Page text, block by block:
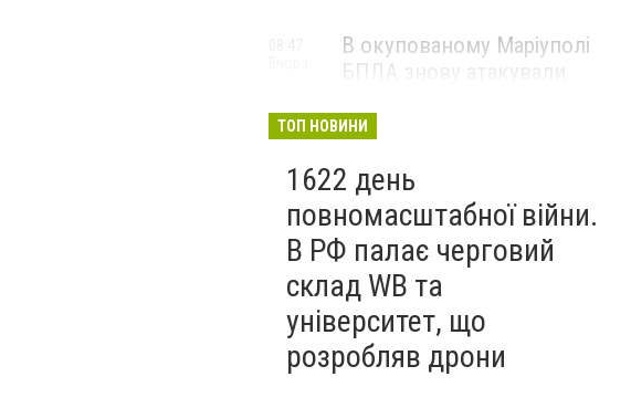
В окупованому Маріуполі
БПЛА знову атакували
— ВІДЕО
ТОП НОВИНИ
1622 день
повномасштабної війни.
В РФ палає черговий
склад WB та
університет, що
розробляв дрони